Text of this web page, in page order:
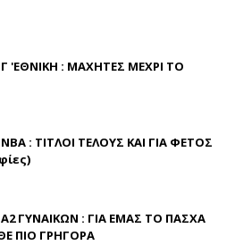
'ΕΘΝΙΚΗ : ΜΑΧΗΤΕΣ ΜΕΧΡΙ ΤΟ
: ΤΙΤΛΟΙ ΤΕΛΟΥΣ ΚΑΙ ΓΙΑ ΦΕΤΟΣ
ΓΥΝΑΙΚΩΝ : ΓΙΑ ΕΜΑΣ ΤΟ ΠΑΣΧΑ
ΠΙΟ ΓΡΗΓΟΡΑ